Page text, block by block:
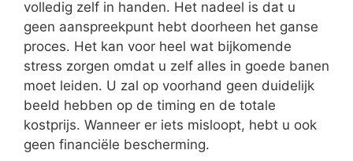
volledig zelf in handen. Het nadeel is dat u
geen aanspreekpunt hebt doorheen het ganse
proces. Het kan voor heel wat bijkomende
stress zorgen omdat u zelf alles in goede banen
moet leiden. U zal op voorhand geen duidelijk
beeld hebben op de timing en de totale
kostprijs. Wanneer er iets misloopt, hebt u ook
geen financiële bescherming.